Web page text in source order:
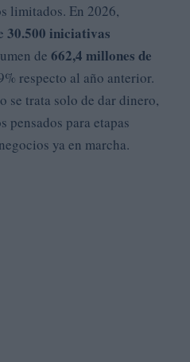
limitados. En 2026,
30.500 iniciativas
de 662,4 millones de
respecto al año anterior.
se trata solo de dar dinero,
pensados para etapas
ya en marcha.